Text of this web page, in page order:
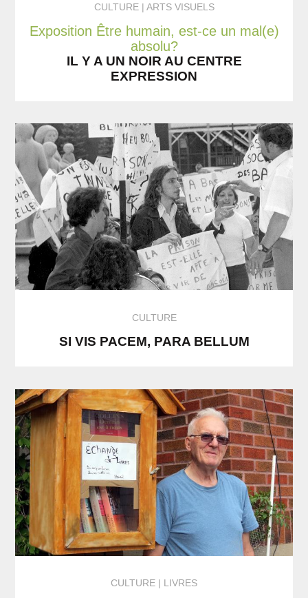
CULTURE ARTS VISUELS
Exposition Être humain, est-ce un mal(e)
absolu?
IL Y A UN NOIR AU CENTRE
EXPRESSION
CULTURE
SI VIS PACEM, PARA BELLUM
CULTURE LIVRES